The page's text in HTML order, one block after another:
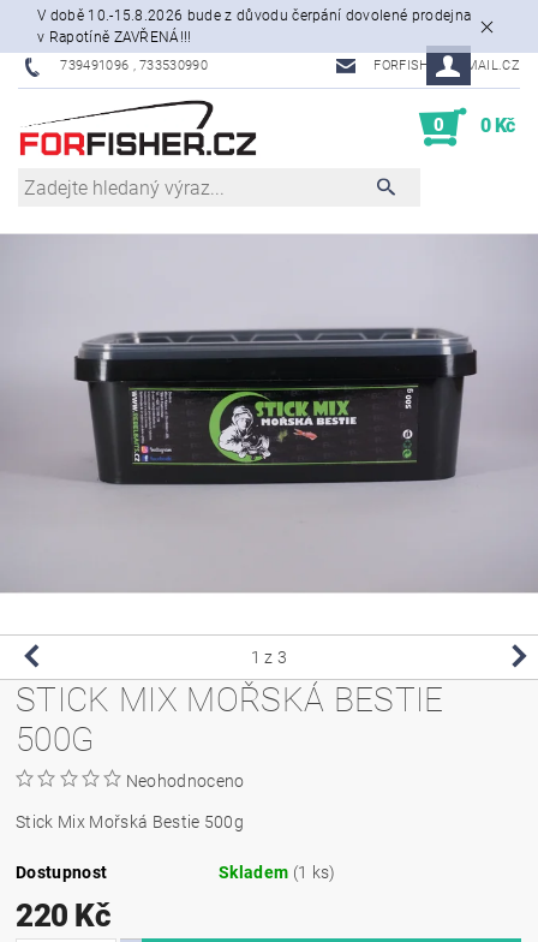
V době 10.-15.8.2026 bude z důvodu čerpání dovolené prodejna
v Rapotíně ZAVŘENÁ!!!
739491096 , 733530990 FORFISHER@EMAIL.CZ
0 0 Kč
1 z 3
STICK MIX MOŘSKÁ BESTIE
500G
Neohodnoceno
Stick Mix Mořská Bestie 500g
Dostupnost Skladem (1 ks)
220 Kč